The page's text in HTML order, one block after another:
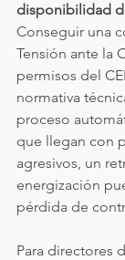
disponibilidad
Conseguir una
Tensión ante la
permisos del
normativa
proceso
que llegan con
agresivos, un
energización
pérdida de
Para directores